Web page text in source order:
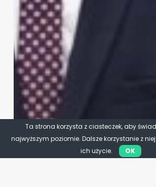
Ta strona korzysta z ciasteczek, aby
najwyższym poziomie. Dalsze korzystanie z
ich użycie.
OK